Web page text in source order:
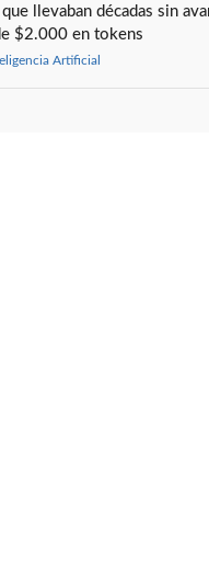
llevaban décadas sin
$2.000 en tokens
Artificial